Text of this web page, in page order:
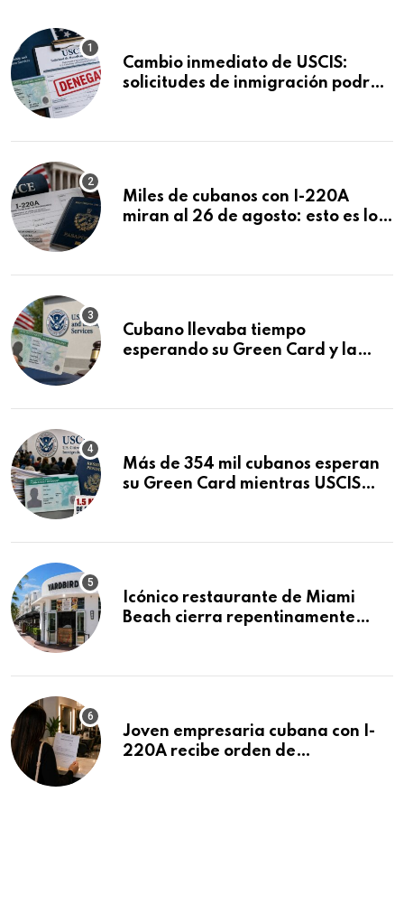
Cambio inmediato de USCIS:
solicitudes de inmigración podrán
Miles de cubanos con I-220A
miran al 26 de agosto: esto es lo
Cubano llevaba tiempo
esperando su Green Card y la
Más de 354 mil cubanos esperan
su Green Card mientras USCIS
Icónico restaurante de Miami
Beach cierra repentinamente
Joven empresaria cubana con I-
220A recibe orden de